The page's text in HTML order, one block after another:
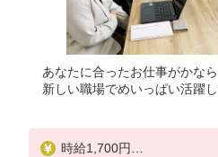
あなたに合ったお仕事がかな
新しい職場でめいっぱい活躍
時給1,700円